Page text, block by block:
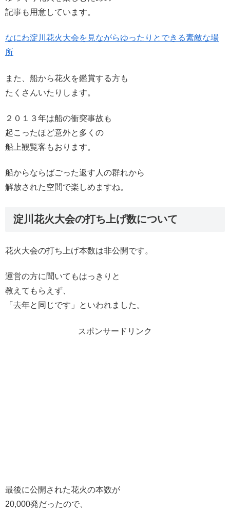
記事も用意しています。
なにわ淀川花火大会を見ながらゆったりとできる素敵な場
所
また、船から花火を鑑賞する方も
たくさんいたりします。
２０１３年は船の衝突事故も
起こったほど意外と多くの
船上観覧客もおります。
船からならばごった返す人の群れから
解放された空間で楽しめますね。
淀川花火大会の打ち上げ数について
花火大会の打ち上げ本数は非公開です。
運営の方に聞いてもはっきりと
教えてもらえず、
「去年と同じです」といわれました。
スポンサードリンク
最後に公開された花火の本数が
20,000発だったので、